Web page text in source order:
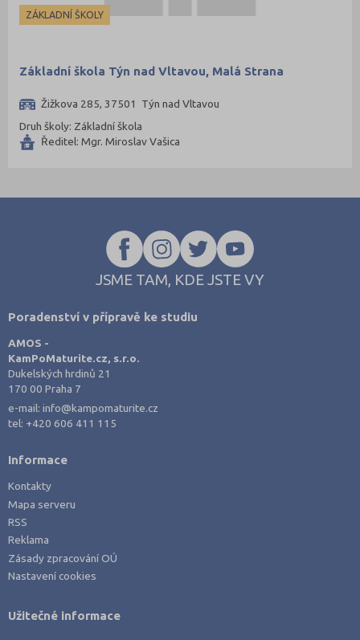
ZÁKLADNÍ ŠKOLY
Základní škola Týn nad Vltavou, Malá Strana
Žižkova 285, 37501 Týn nad Vltavou
Druh školy: Základní škola
Ředitel: Mgr. Miroslav Vašica
JSME TAM, KDE JSTE VY
Poradenství v přípravě ke studiu
AMOS -
KamPoMaturite.cz, s.r.o.
Dukelských hrdinů 21
170 00 Praha 7
e-mail:info@kampomaturite.cz
tel: +420 606 411 115
Informace
Kontakty
Mapa serveru
RSS
Reklama
Zásady zpracování OÚ
Nastavení cookies
Užitečné informace